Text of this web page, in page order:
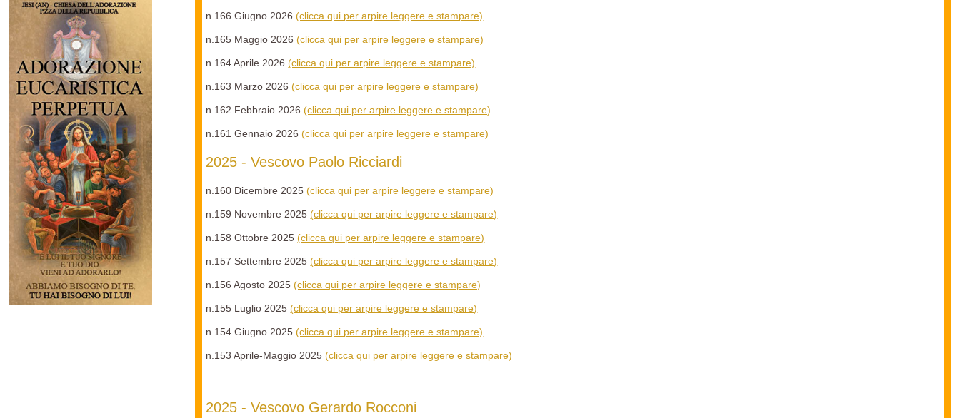
n.166 Giugno 2026(clicca qui per arpire leggere e stampare)
n.165 Maggio 2026(clicca qui per arpire leggere e stampare)
n.164 Aprile 2026(clicca qui per arpire leggere e stampare)
n.163 Marzo 2026(clicca qui per arpire leggere e stampare)
n.162 Febbraio 2026(clicca qui per arpire leggere e stampare)
n.161 Gennaio 2026(clicca qui per arpire leggere e stampare)
2025 - Vescovo Paolo Ricciardi
n.160 Dicembre 2025(clicca qui per arpire leggere e stampare)
n.159 Novembre 2025(clicca qui per arpire leggere e stampare)
n.158 Ottobre 2025(clicca qui per arpire leggere e stampare)
n.157 Settembre 2025(clicca qui per arpire leggere e stampare)
n.156 Agosto 2025(clicca qui per arpire leggere e stampare)
n.155 Luglio 2025(clicca qui per arpire leggere e stampare)
n.154 Giugno 2025(clicca qui per arpire leggere e stampare)
n.153 Aprile-Maggio 2025(clicca qui per arpire leggere e stampare)
2025 - Vescovo Gerardo Rocconi